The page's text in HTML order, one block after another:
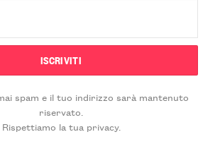
spam e il tuo indirizzo sarà mantenuto
riservato.
Rispettiamo la tua privacy.